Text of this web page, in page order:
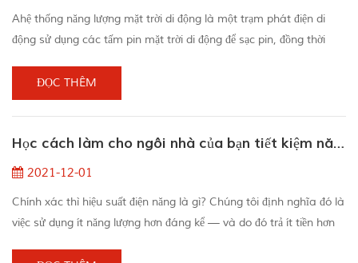
Ahệ thống năng lượng mặt trời di động là một trạm phát điện di
động sử dụng các tấm pin mặt trời di động để sạc pin, đồng thời
sản phẩm khác. Khi biến đổi khí hậu liên tục tác động đến hành
tinh trái đất như các điều kiện khắc nghiệt, điều kiện gia tăng, phạm
lâu dài cho...
ĐỌC THÊM
Học cách làm cho ngôi nhà của bạn tiết kiệm năng lượng hơn nhiều
2021-12-01
Chính xác thì hiệu suất điện năng là gì? Chúng tôi định nghĩa đó là
việc sử dụng ít năng lượng hơn đáng kể — và do đó trả ít tiền hơn